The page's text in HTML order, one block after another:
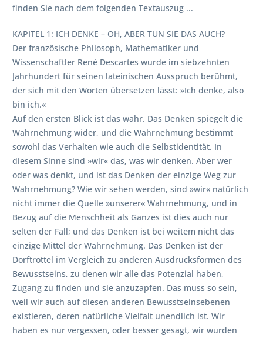
finden Sie nach dem folgenden Textauszug ...
KAPITEL 1: ICH DENKE – OH, ABER TUN SIE DAS AUCH?
Der französische Philosoph, Mathematiker und
Wissenschaftler René Descartes wurde im siebzehnten
Jahrhundert für seinen lateinischen Ausspruch berühmt,
der sich mit den Worten übersetzen lässt: »Ich denke, also
bin ich.«
Auf den ersten Blick ist das wahr. Das Denken spiegelt die
Wahrnehmung wider, und die Wahrnehmung bestimmt
sowohl das Verhalten wie auch die Selbstidentität. In
diesem Sinne sind »wir« das, was wir denken. Aber wer
oder was denkt, und ist das Denken der einzige Weg zur
Wahrnehmung? Wie wir sehen werden, sind »wir« natürlich
nicht immer die Quelle »unserer« Wahrnehmung, und in
Bezug auf die Menschheit als Ganzes ist dies auch nur
selten der Fall; und das Denken ist bei weitem nicht das
einzige Mittel der Wahrnehmung. Das Denken ist der
Dorftrottel im Vergleich zu anderen Ausdrucksformen des
Bewusstseins, zu denen wir alle das Potenzial haben,
Zugang zu finden und sie anzuzapfen. Das muss so sein,
weil wir auch auf diesen anderen Bewusstseinsebenen
existieren, deren natürliche Vielfalt unendlich ist. Wir
haben es nur vergessen, oder besser gesagt, wir wurden